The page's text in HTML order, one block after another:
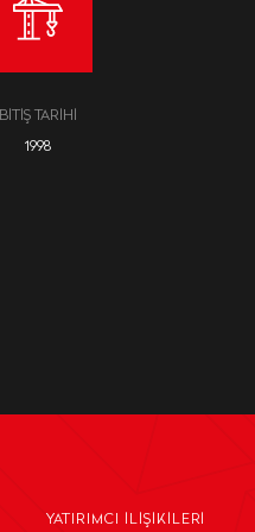
BITIŞ TARIHI
1998
YATIRIMCI İLIŞIKILERI